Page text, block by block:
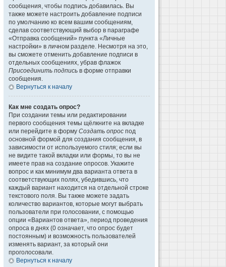
сообщения, чтобы подпись добавилась. Вы
также можете настроить добавление подписи
по умолчанию ко всем вашим сообщениям,
сделав соответствующий выбор в параграфе
«Отправка сообщений» пункта «Личные
настройки» в личном разделе. Несмотря на это,
вы сможете отменить добавление подписи в
отдельных сообщениях, убрав флажок
Присоединить подпись в форме отправки
сообщения.
Вернуться к началу
Как мне создать опрос?
При создании темы или редактировании
первого сообщения темы щёлкните на вкладке
или перейдите в форму Создать опрос под
основной формой для создания сообщения, в
зависимости от используемого стиля; если вы
не видите такой вкладки или формы, то вы не
имеете прав на создание опросов. Укажите
вопрос и как минимум два варианта ответа в
соответствующих полях, убедившись, что
каждый вариант находится на отдельной строке
текстового поля. Вы также можете задать
количество вариантов, которые могут выбрать
пользователи при голосовании, с помощью
опции «Вариантов ответа», период проведения
опроса в днях (0 означает, что опрос будет
постоянным) и возможность пользователей
изменять вариант, за который они
проголосовали.
Вернуться к началу